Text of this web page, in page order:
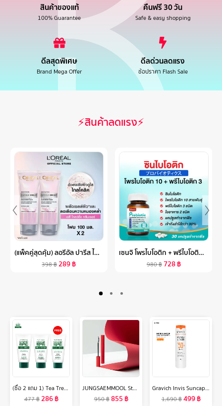
สินค้าของแท้
100% Guarantee
คืนฟรี 30 วัน
Safe & easy shopping
ดีลสุดพิเศษ
Brand Mega Offer
ดีลด่วนลดแรง
ช้อปราคา Flash Sale
⚡สินค้าลดแรง⚡
(แพ็คคู่สุดคุ้ม) ลอรีอัล ปารีส ไกลโคลิค-ไบรท์ โกลว์อิ้ง เดลี่ คลีนเซอร์ โฟม 100 มล.X2 (LOREAL GLYCOLIC, จุดด่างดำดูลดเลือน)
398฿289฿
เซนจิ โพรไบโอติก + พรีไบโอติก (มีฮาลาล) สูตรซินไบโอติก 30 แคปซูลทำจากพืช PROBIOTIC โพรไบโอติก โปรไบโอติก PREBIOTIC SYNBIOTIC PROBIOTICS ( ZENJI โพรไบโอติก ZENJI PROBIOTIC L
980฿ 728฿
(ซื้อ 2 แถม 1) Tea Tree ที ทรี โฟมล้างหน้า ออยล์ คอนโทรล เฟเชียลโฟม 4.8 ออนซ์ Oil Control Facial Foam) 2 Free 1
477฿286฿
JUNGSAEMMOOL Style Up Lash Mascara 7g จองแซมมุล สไตล์ อัพ ลาช มาสคาร่า
950฿855 ฿
Gravich Invis Suncap Ultra Light Sunscreen SPF50+ PA++++ 40 g
1,690฿499฿